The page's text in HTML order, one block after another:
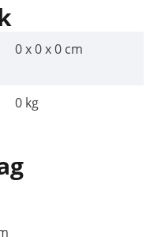
0 x 0 x 0 cm
0 kg